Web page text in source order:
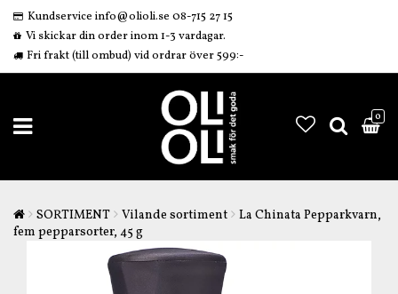
Kundservice info@olioli.se 08-715 27 15
Vi skickar din order inom 1-3 vardagar.
Fri frakt (till ombud) vid ordrar över 599:-
0
SORTIMENT Vilande sortiment
La Chinata Pepparkvarn,
fem pepparsorter, 45 g